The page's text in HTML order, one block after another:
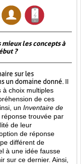
les concepts à
?
sur les
un domaine donné. Il
à choix multiples
de ces
un Inventaire de
trouvée par
de leur
de réponse
différent de
à une idée fausse
sur ce dernier. Ainsi,